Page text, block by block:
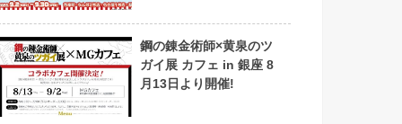
鋼の錬金術師×黄泉のツ
ガイ展 カフェ in 銀座 8
月13日より開催!